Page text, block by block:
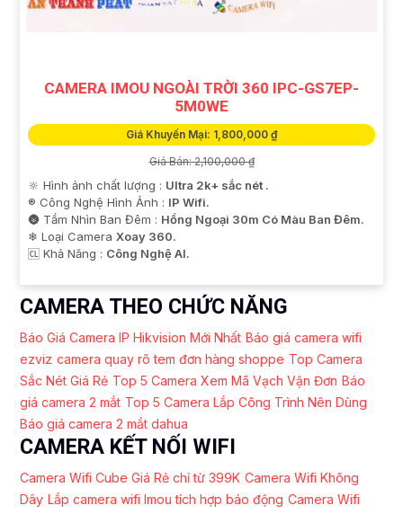
CAMERA IMOU NGOÀI TRỜI 360 IPC-GS7EP-
5M0WE
Giá Khuyến Mại: 1,800,000 ₫
Giá Bán: 2,100,000 ₫
🔆 Hình ảnh chất lượng : Ultra 2k+ sắc nét .
®️ Công Nghệ Hình Ảnh : IP Wifi.
🌚 Tầm Nhìn Ban Đêm : Hồng Ngoại 30m Có Màu Ban Đêm.
❄ Loại Camera Xoay 360.
️🆑 Khả Năng : Công Nghệ AI.
CAMERA THEO CHỨC NĂNG
Báo Giá Camera IP Hikvision Mới Nhất Báo giá camera wifi
ezviz camera quay rõ tem đơn hàng shoppe Top Camera
Sắc Nét Giá Rẻ Top 5 Camera Xem Mã Vạch Vận Đơn Báo
giá camera 2 mắt Top 5 Camera Lắp Công Trình Nên Dùng
Báo giá camera 2 mắt dahua
CAMERA KẾT NỐI WIFI
Camera Wifi Cube Giá Rẻ chỉ từ 399K Camera Wifi Không
Dây Lắp camera wifi Imou tích hợp báo động Camera Wifi